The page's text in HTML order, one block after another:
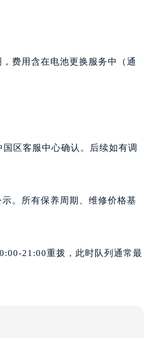
费用含在电池更换服务中（通
区客服中心确认。后续如有调
。所有保养周期、维修价格基
21:00重拨，此时队列通常最